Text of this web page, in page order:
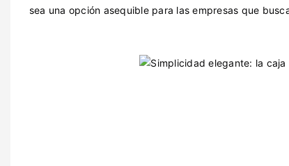
sea una opción asequible para las empresas que